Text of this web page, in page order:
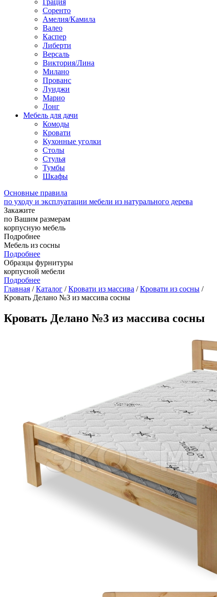
Грация
Соренто
Амелия/Камила
Валео
Каспер
Либерти
Версаль
Виктория/Лина
Милано
Прованс
Луиджи
Марио
Лонг
Мебель для дачи
Комоды
Кровати
Кухонные уголки
Столы
Стулья
Тумбы
Шкафы
Основные правила
по уходу и эксплуатации мебели из натурального дерева
Закажите
по Вашим размерам
корпусную мебель
Подробнее
Мебель из сосны
Подробнее
Образцы фурнитуры
корпусной мебели
Подробнее
Главная /Каталог /Кровати из массива /Кровати из сосны /
Кровать Делано №3 из массива сосны
Кровать Делано №3 из массива сосны